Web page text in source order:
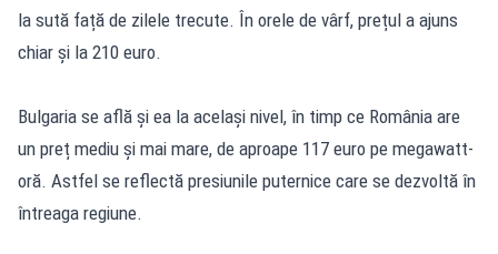
la sută față de zilele trecute. În orele de vârf, prețul a ajuns
chiar și la 210 euro.
Bulgaria se află și ea la același nivel, în timp ce România are
un preț mediu și mai mare, de aproape 117 euro pe megawatt-
oră. Astfel se reflectă presiunile puternice care se dezvoltă în
întreaga regiune.